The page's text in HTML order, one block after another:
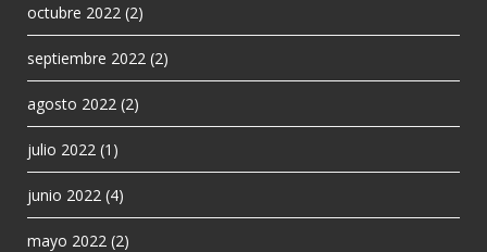
octubre 2022 (2)
septiembre 2022 (2)
agosto 2022 (2)
julio 2022 (1)
junio 2022 (4)
mayo 2022 (2)